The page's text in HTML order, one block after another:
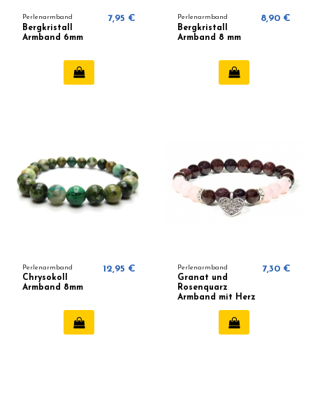
Perlenarmband
Bergkristall
Armband 6mm
7,95 € Perlenarmband
Bergkristall
Armband 8 mm
8,90 €
Perlenarmband
Chrysokoll
Armband 8mm
12,95 € Perlenarmband
Granat und
Rosenquarz
Armband mit Herz
7,30 €